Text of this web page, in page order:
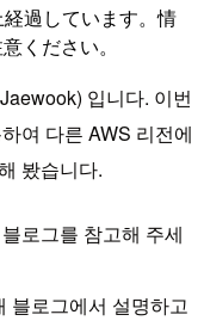
過しています。情
ください。
입니다. 이번
여 다른 AWS 리전에
봤습니다.
로그를 참고해 주세
블로그에서 설명하고